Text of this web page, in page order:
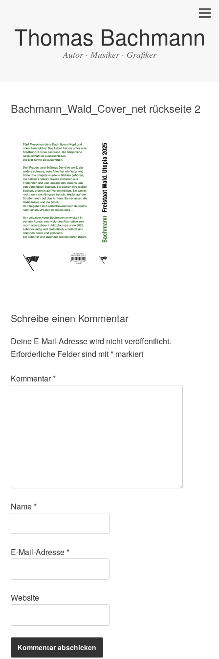
Thomas Bachmann
Autor · Musiker · Grafiker
Bachmann_Wald_Cover_net rückseite 2
Schreibe einen Kommentar
Deine E-Mail-Adresse wird nicht veröffentlicht.
Erforderliche Felder sind mit* markiert
Kommentar*
Name*
E-Mail-Adresse*
Website